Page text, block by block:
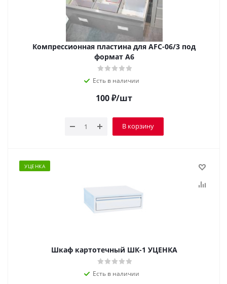
Компрессионная пластина для AFC-06/3 под
формат А6
Есть в наличии
100₽/шт
В корзину
УЦЕНКА
Шкаф картотечный ШК-1 УЦЕНКА
Есть в наличии